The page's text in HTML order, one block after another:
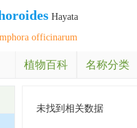
Hayata
officinarum
植物百科 名称分类
未找到相关数据